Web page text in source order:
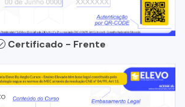
Certificado - Frente